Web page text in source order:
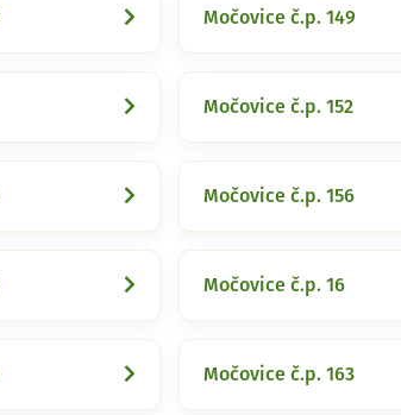
Močovice č.p. 149
Močovice č.p. 152
Močovice č.p. 156
Močovice č.p. 16
Močovice č.p. 163